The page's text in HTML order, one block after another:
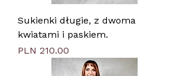
Sukienki długie, z dwoma
kwiatami i paskiem.
Price
PLN 210.00